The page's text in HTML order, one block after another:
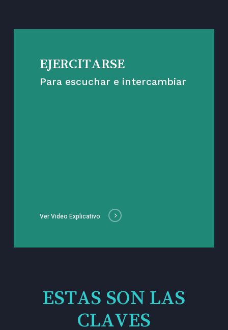
EJERCITARSE
Para escuchar e intercambiar
Ver Video Explicativo
ESTAS SON LAS
CLAVES